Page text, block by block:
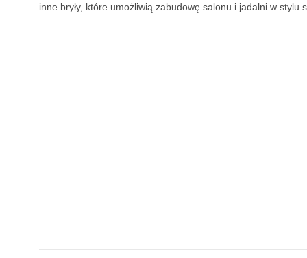
inne bryły, które umożliwią zabudowę salonu i jadalni w stylu